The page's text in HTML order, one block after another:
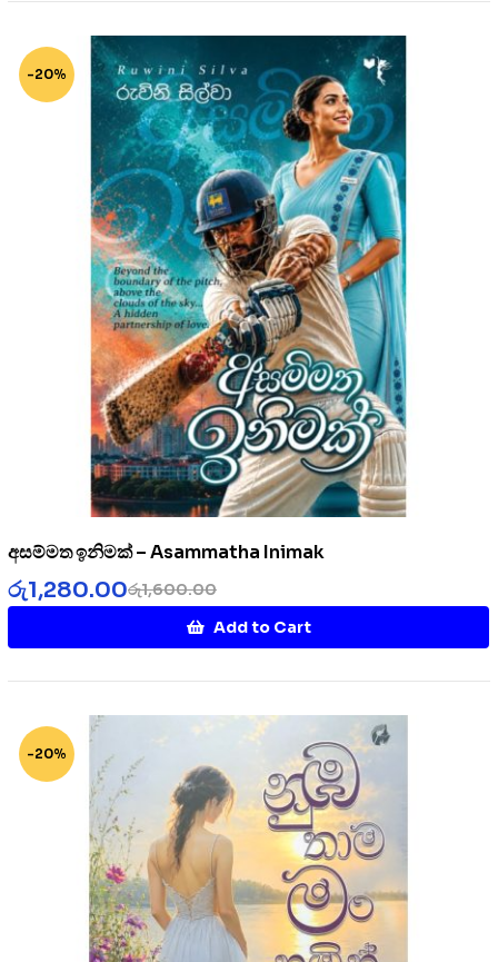
-20%
අසම්මත ඉනිමක් – Asammatha Inimak
රු1,600.00
රු1,280.00
Add to Cart
-20%